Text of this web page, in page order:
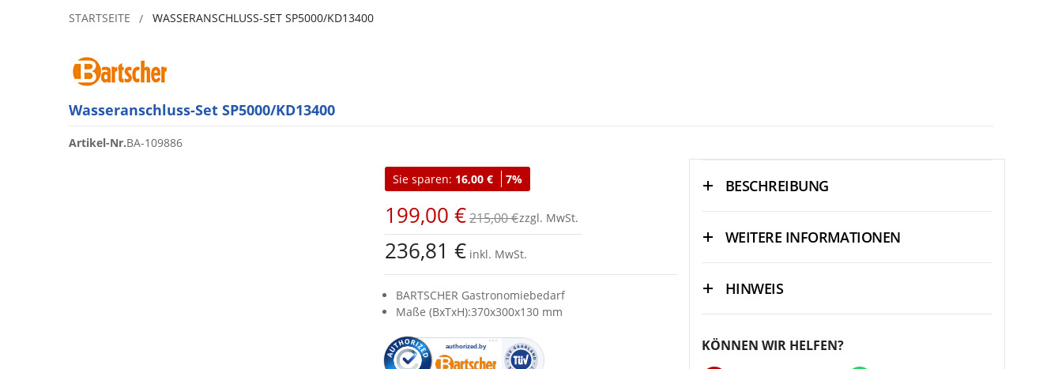
STARTSEITE WASSERANSCHLUSS-SET SP5000/KD13400
Wasseranschluss-Set SP5000/KD13400
Artikel-Nr.BA-109886
Sie sparen: 16,00 € 7%
199,00 €215,00 €
236,81 € inkl. MwSt.
BARTSCHER Gastronomiebedarf
Maße (BxTxH):370x300x130 mm
BESCHREIBUNG
WEITERE INFORMATIONEN
HINWEIS
KÖNNEN WIR HELFEN?